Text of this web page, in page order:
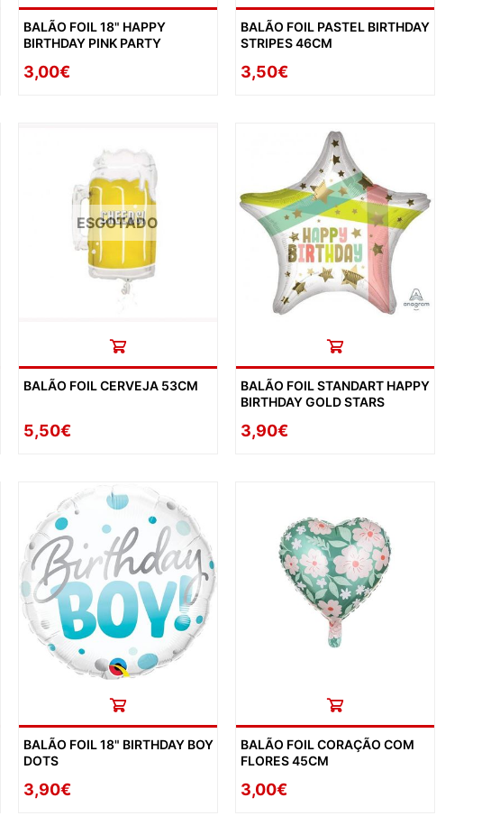
BALÃO FOIL 18" HAPPY
BIRTHDAY PINK PARTY
3,00€
BALÃO FOIL PASTEL BIRTHDAY
STRIPES 46CM
3,50€
ESGOTADO
BALÃO FOIL CERVEJA 53CM
5,50€
BALÃO FOIL STANDART HAPPY
BIRTHDAY GOLD STARS
3,90€
BALÃO FOIL 18" BIRTHDAY BOY
DOTS
3,90€
BALÃO FOIL CORAÇÃO COM
FLORES 45CM
3,00€